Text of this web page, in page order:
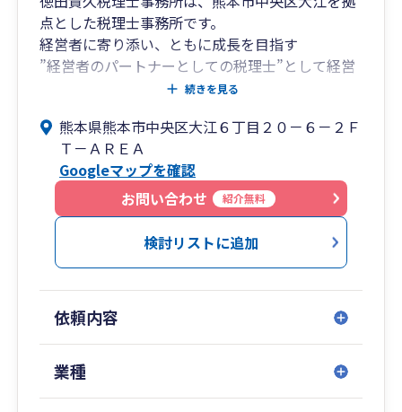
点とした税理士事務所です。
経営者に寄り添い、ともに成長を目指す
”経営者のパートナーとしての税理士”として経営
をサポートします。
柄と愛嬌が良い税理士事務所を目指す」です。
・事務所の体制
代表税理士と、キャリアの長い専門スタッフ（行
政書士）の2人体制で対応していおります。
代表税理士は1980年生まれですので、これから起
業する方など、長期に渡ってサポートすることが
りますので、財務業務のオンライン化や効率化な
どの課題に対応することができます。
続きを見る
熊本県熊本市中央区大江６丁目２０－６－２Ｆ
Ｔ－ＡＲＥＡ
Googleマップを確認
お問い合わせ
紹介無料
検討リストに追加
依頼内容
業種